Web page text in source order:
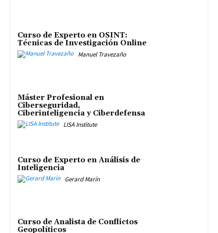
Curso de Experto en OSINT:
Técnicas de Investigación Online
Manuel Travezaño
Máster Profesional en
Ciberseguridad,
Ciberinteligencia y Ciberdefensa
LISA Institute
Curso de Experto en Análisis de
Inteligencia
Gerard Marín
Curso de Analista de Conflictos
Geopolíticos